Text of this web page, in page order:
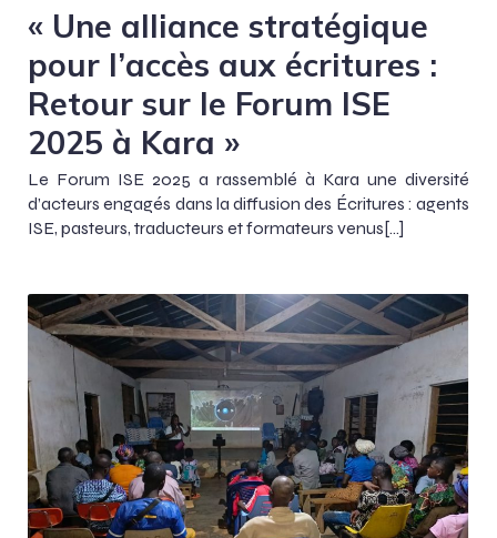
« Une alliance stratégique
pour l’accès aux écritures :
Retour sur le Forum ISE
2025 à Kara »
Le Forum ISE 2025 a rassemblé à Kara une diversité
d’acteurs engagés dans la diffusion des Écritures : agents
ISE, pasteurs, traducteurs et formateurs venus[…]